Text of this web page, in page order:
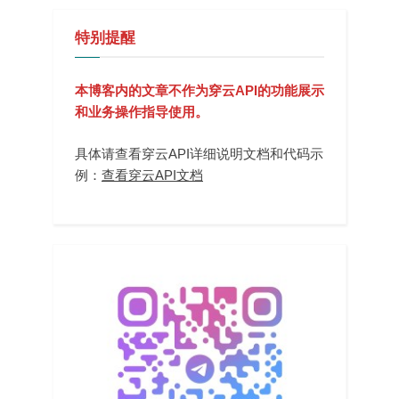
特别提醒
本博客内的文章不作为穿云API的功能展示
和业务操作指导使用。
具体请查看穿云API详细说明文档和代码示
例： 查看穿云API文档